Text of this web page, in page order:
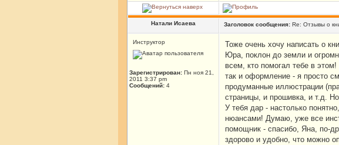
Натали Исаева Заголовок сообщения: Re: Отзывы о
Инструктор
Зарегистрирован: Пн ноя 21,
2011 3:37 pm
Сообщений: 4
Тоже очень хочу написать о
Юра, поклон до земли и
всем, кто помогал тебе в
так и оформление - я просто
продуманные иллюстрации
страницы, и прошивка, и т.д.
У тебя дар - настолько
нюансами! Думаю, уже все
помощник - спасибо, Яна, по-
здорово и удобно, что можно